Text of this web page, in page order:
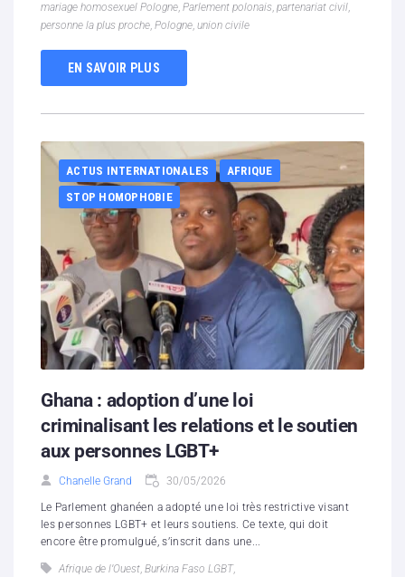
mariage homosexuel Pologne, Parlement polonais, partenariat civil,
personne la plus proche, Pologne, union civile
EN SAVOIR PLUS
ACTUS INTERNATIONALES
AFRIQUE
STOP HOMOPHOBIE
Ghana : adoption d’une loi
criminalisant les relations et le soutien
aux personnes LGBT+
Chanelle Grand 30/05/2026
Le Parlement ghanéen a adopté une loi très restrictive visant
les personnes LGBT+ et leurs soutiens. Ce texte, qui doit
encore être promulgué, s’inscrit dans une...
Afrique de l’Ouest, Burkina Faso LGBT,